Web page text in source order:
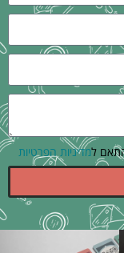
למדיניות הפרטיות